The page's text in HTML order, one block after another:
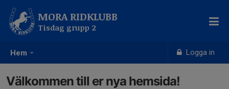
Hem Logga in
MORA RIDKLUBB
Tisdag grupp 2
Välkommen till er nya hemsida!